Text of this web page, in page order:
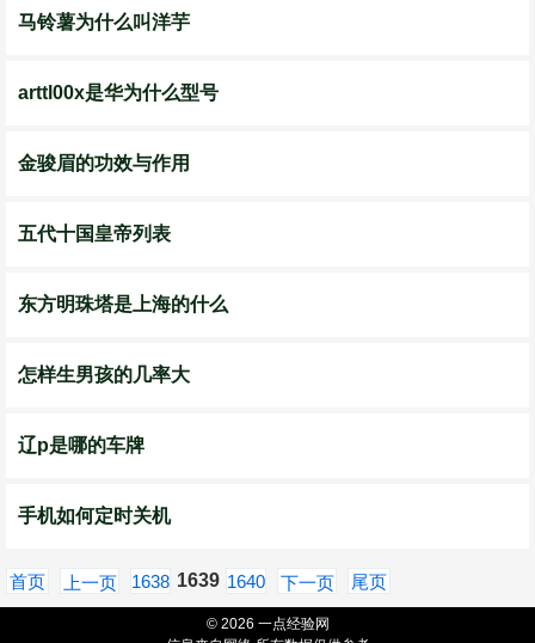
马铃薯为什么叫洋芋
arttl00x是华为什么型号
金骏眉的功效与作用
五代十国皇帝列表
东方明珠塔是上海的什么
怎样生男孩的几率大
辽p是哪的车牌
手机如何定时关机
首页 上一页 1638 1639 1640 下一页 尾页
© 2026 一点经验网